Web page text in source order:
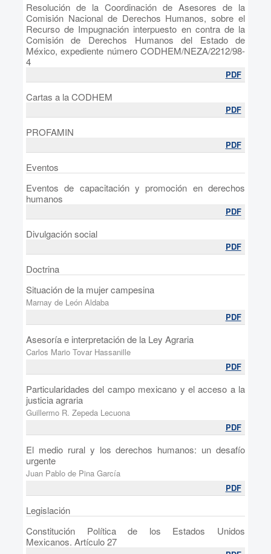
Resolución de la Coordinación de Asesores de la
Comisión Nacional de Derechos Humanos, sobre el
Recurso de Impugnación interpuesto en contra de la
Comisión de Derechos Humanos del Estado de
México, expediente número CODHEM/NEZA/2212/98-
4
PDF
Cartas a la CODHEM
PDF
PROFAMIN
PDF
Eventos
Eventos de capacitación y promoción en derechos
humanos
PDF
Divulgación social
PDF
Doctrina
Situación de la mujer campesina
Marnay de León Aldaba
PDF
Asesoría e interpretación de la Ley Agraria
Carlos Mario Tovar Hassanille
PDF
Particularidades del campo mexicano y el acceso a la
justicia agraria
Guillermo R. Zepeda Lecuona
PDF
El medio rural y los derechos humanos: un desafío
urgente
Juan Pablo de Pina García
PDF
Legislación
Constitución Política de los Estados Unidos
Mexicanos. Artículo 27